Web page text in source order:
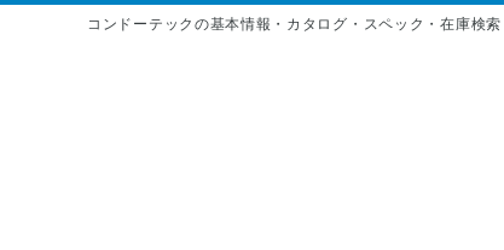
コンドーテックの基本情報・カタログ・スペック・在庫検索